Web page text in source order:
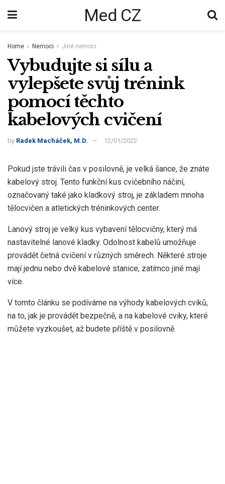
Med CZ
Home Nemoci Jiné nemoci
Vybudujte si sílu a
vylepšete svůj trénink
pomocí těchto
kabelových cvičení
by Radek Macháček, M.D. 12/01/2022
Pokud jste trávili čas v posilovně, je velká šance, že znáte
kabelový stroj. Tento funkční kus cvičebního náčiní,
označovaný také jako kladkový stroj, je základem mnoha
tělocvičen a atletických tréninkových center.
Lanový stroj je velký kus vybavení tělocvičny, který má
nastavitelné lanové kladky. Odolnost kabelů umožňuje
provádět četná cvičení v různých směrech. Některé stroje
mají jednu nebo dvě kabelové stanice, zatímco jiné mají
více.
V tomto článku se podíváme na výhody kabelových cviků,
na to, jak je provádět bezpečně, a na kabelové cviky, které
můžete vyzkoušet, až budete příště v posilovně.